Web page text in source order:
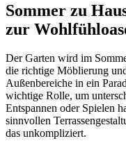
Sommer zu
zur
Der Garten wird im
die richtige Möblierung
Außenbereiche in ein
wichtige Rolle, um
Entspannen oder Spielen
sinnvollen
das unkompliziert.